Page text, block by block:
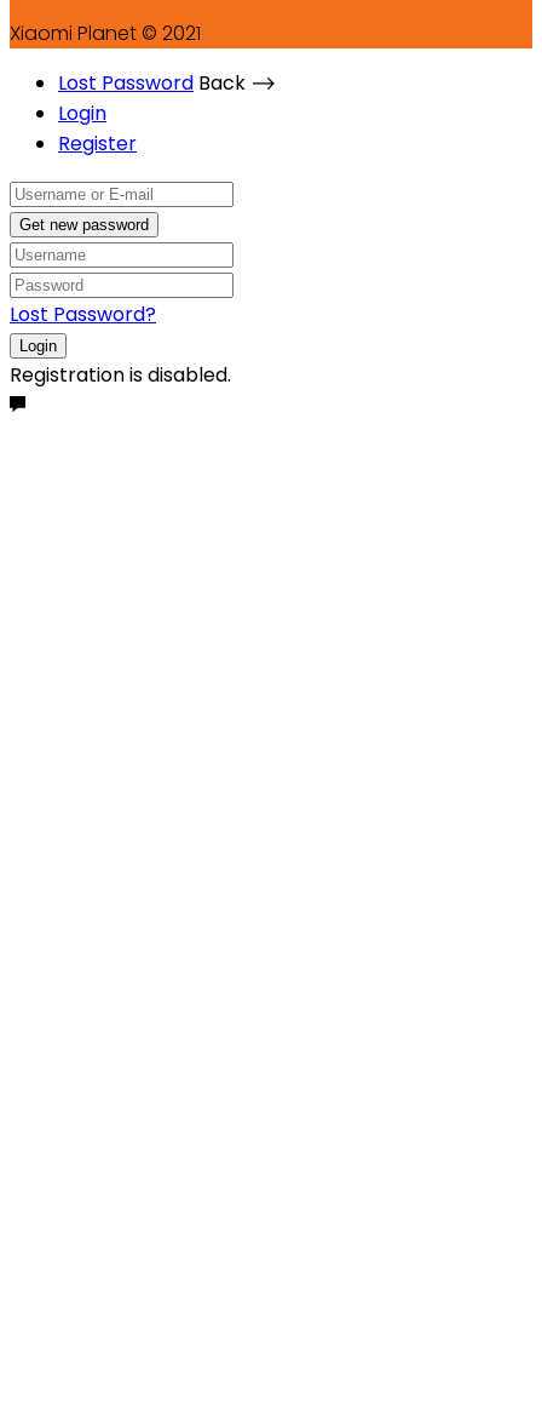
Xiaomi Planet © 2021
Lost Password Back ⟶
Login
Register
Get new password
Lost Password?
Login
Registration is disabled.